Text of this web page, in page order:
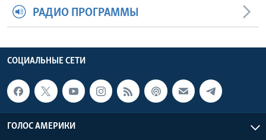
РАДИО ПРОГРАММЫ
СОЦИАЛЬНЫЕ СЕТИ
ГОЛОС АМЕРИКИ